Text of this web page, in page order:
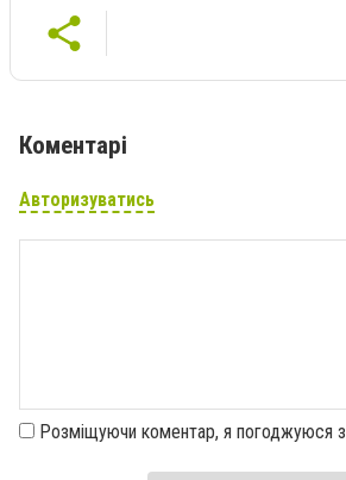
Коментарі
Авторизуватись
Розміщуючи коментар, я погоджуюся з